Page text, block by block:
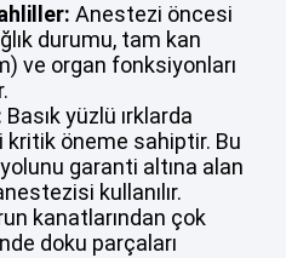
Anestezi öncesi
durumu, tam kan
ve organ fonksiyonları
Basık yüzlü ırklarda
öneme sahiptir. Bu
garanti altına alan
kullanılır.
kanatlarından çok
doku parçaları